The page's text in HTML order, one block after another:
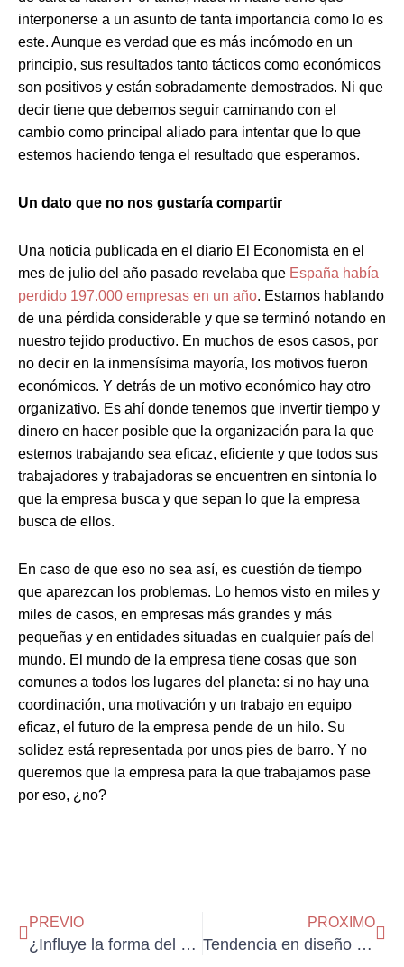
interponerse a un asunto de tanta importancia como lo es
este. Aunque es verdad que es más incómodo en un
principio, sus resultados tanto tácticos como económicos
son positivos y están sobradamente demostrados. Ni que
decir tiene que debemos seguir caminando con el
cambio como principal aliado para intentar que lo que
estemos haciendo tenga el resultado que esperamos.
Un dato que no nos gustaría compartir
Una noticia publicada en el diario El Economista en el
mes de julio del año pasado revelaba que España había
perdido 197.000 empresas en un año. Estamos hablando
de una pérdida considerable y que se terminó notando en
nuestro tejido productivo. En muchos de esos casos, por
no decir en la inmensísima mayoría, los motivos fueron
económicos. Y detrás de un motivo económico hay otro
organizativo. Es ahí donde tenemos que invertir tiempo y
dinero en hacer posible que la organización para la que
estemos trabajando sea eficaz, eficiente y que todos sus
trabajadores y trabajadoras se encuentren en sintonía lo
que la empresa busca y que sepan lo que la empresa
busca de ellos.
En caso de que eso no sea así, es cuestión de tiempo
que aparezcan los problemas. Lo hemos visto en miles y
miles de casos, en empresas más grandes y más
pequeñas y en entidades situadas en cualquier país del
mundo. El mundo de la empresa tiene cosas que son
comunes a todos los lugares del planeta: si no hay una
coordinación, una motivación y un trabajo en equipo
eficaz, el futuro de la empresa pende de un hilo. Su
solidez está representada por unos pies de barro. Y no
queremos que la empresa para la que trabajamos pase
por eso, ¿no?
PREVIO
¿Influye la forma del vaso en el sabor del vino? La ciencia detrás del cristal personalizado.
PROXIMO
Tendencia en diseño de interiores 2025: espacios más cálidos, naturales y sostenibles